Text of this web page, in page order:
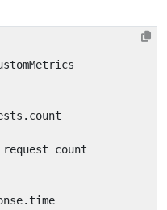
count